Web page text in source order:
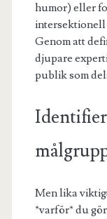
humor) eller
intersektionell
Genom att
djupare
publik som
Men lika
*varför* du